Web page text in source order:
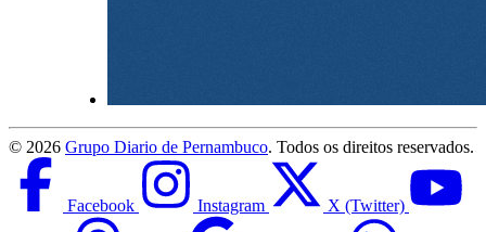
© 2026 Grupo Diario de Pernambuco. Todos os direitos reservados.
Facebook Instagram X (Twitter)